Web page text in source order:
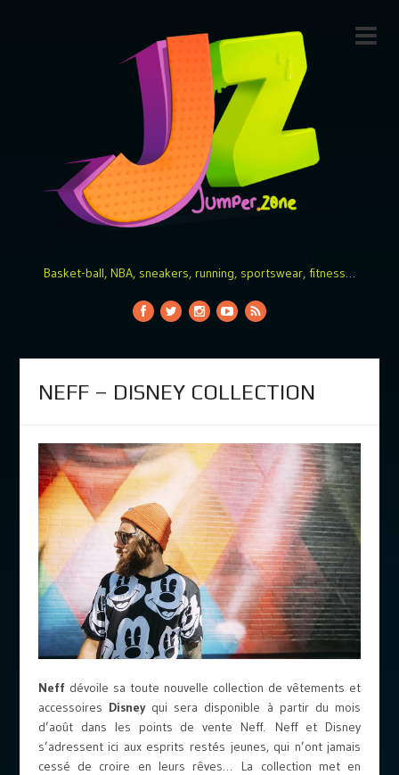
Basket-ball, NBA, sneakers, running, sportswear, fitness…
NEFF – DISNEY COLLECTION
Neffdévoile sa toute nouvelle collection de vêtements et
accessoires Disneyqui sera disponible à partir du mois
d’août dans les points de vente Neff. Neff et Disney
s’adressent ici aux esprits restés jeunes, qui n’ont jamais
cessé de croire en leurs rêves… La collection met en